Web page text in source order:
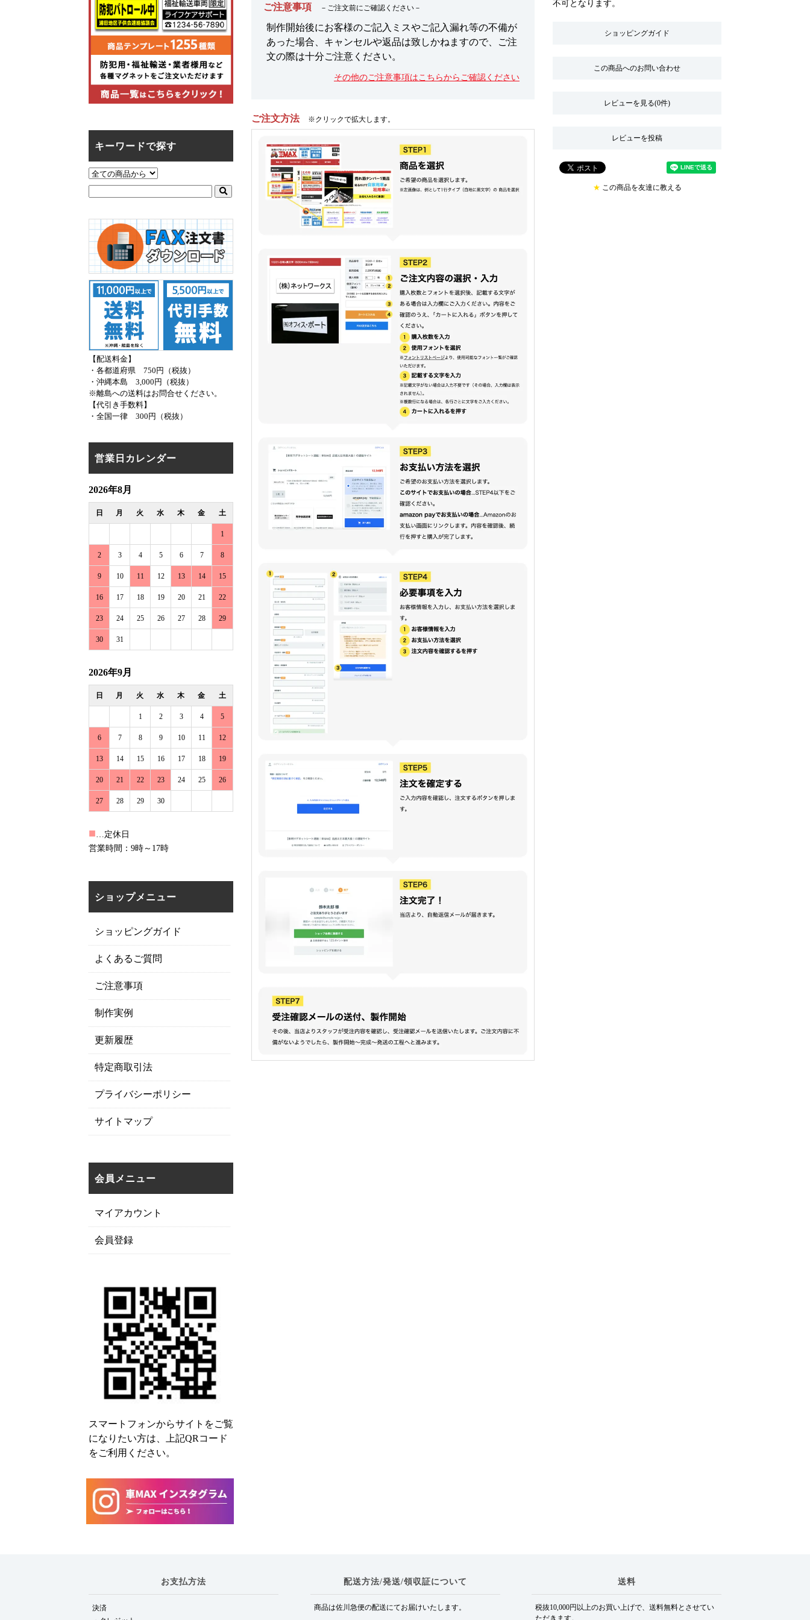
ご注意事項 －ご注文前にご確認ください－
制作開始後にお客様のご記入ミスやご記入漏れ等の不備が
あった場合、キャンセルや返品は致しかねますので、ご注
文の際は十分ご注意ください。
その他のご注意事項はこちらからご確認ください
ご注文方法 ※クリックで拡大します。
不可となります。
ショッピングガイド
この商品へのお問い合わせ
レビューを見る(0件)
レビューを投稿
★ この商品を友達に教える
キーワードで探す
【配送料金】
・各都道府県 750円（税抜）
・沖縄本島 3,000円（税抜）
※離島への送料はお問合せください。
【代引き手数料】
・全国一律 300円（税抜）
営業日カレンダー
2026年8月
日 月 火 水 木 金 土
1
2 3 4 5 6 7 8
9 10 11 12 13 14 15
16 17 18 19 20 21 22
23 24 25 26 27 28 29
30 31
2026年9月
日 月 火 水 木 金 土
1 2 3 4 5
6 7 8 9 10 11 12
13 14 15 16 17 18 19
20 21 22 23 24 25 26
27 28 29 30
■ …定休日
営業時間：9時～17時
ショップメニュー
ショッピングガイド
よくあるご質問
ご注意事項
制作実例
更新履歴
特定商取引法
プライバシーポリシー
サイトマップ
会員メニュー
マイアカウント
会員登録
スマートフォンからサイトをご覧
になりたい方は、上記QRコード
をご利用ください。
お支払方法
決済
配送方法/発送/領収証について
商品は佐川急便の配送にてお届けいたします。
送料
税抜10,000円以上のお買い上げで、送料無料とさせてい